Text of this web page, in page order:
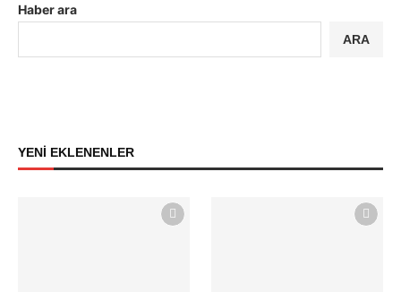
Haber ara
ARA
YENİ EKLENENLER